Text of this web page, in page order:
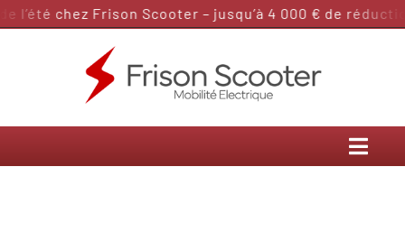
Passer
l’été chez Frison Scooter – jusqu’à 4 000 € de